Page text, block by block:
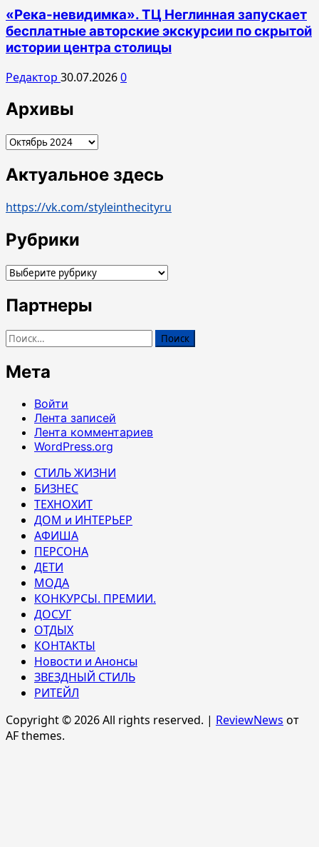
«Река-невидимка». ТЦ Неглинная запускает
бесплатные авторские экскурсии по скрытой
истории центра столицы
Редактор 30.07.20260
Архивы
Архивы
Актуальное здесь
https://vk.com/styleinthecityru
Рубрики
Рубрики
Партнеры
Найти:
Мета
Войти
Лента записей
Лента комментариев
WordPress.org
СТИЛЬ ЖИЗНИ
БИЗНЕС
ТЕХНОХИТ
ДОМ и ИНТЕРЬЕР
АФИША
ПЕРСОНА
ДЕТИ
МОДА
КОНКУРСЫ. ПРЕМИИ.
ДОСУГ
ОТДЫХ
КОНТАКТЫ
Новости и Анонсы
ЗВЕЗДНЫЙ СТИЛЬ
РИТЕЙЛ
Copyright © 2026 All rights reserved. | ReviewNews от
AF themes.